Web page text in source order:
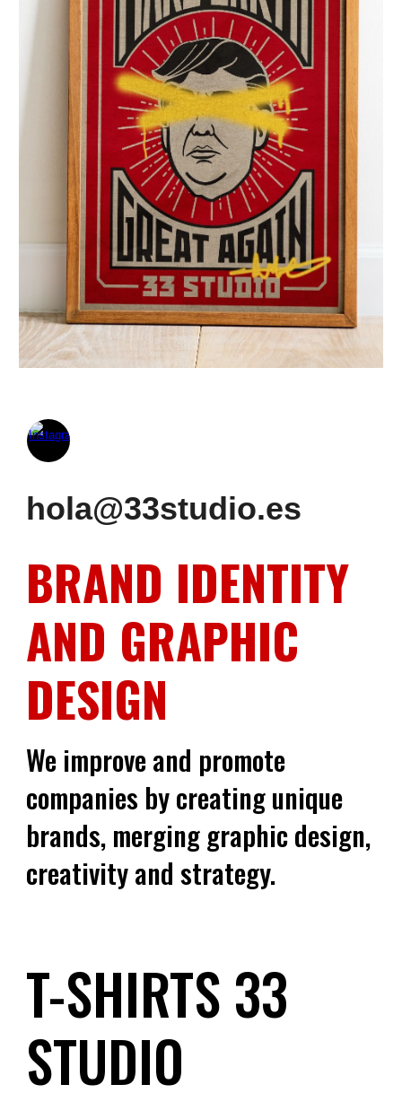
hola@33studio.es
BRAND IDENTITY
AND GRAPHIC
DESIGN
We improve and promote
companies by creating unique
brands, merging graphic design,
creativity and strategy.
T-SHIRTS 33
STUDIO